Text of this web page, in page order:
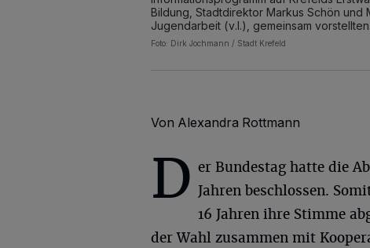
Bildung, Stadtdirektor Markus Schön
Jugendarbeit (v.l.), gemeinsam vorstellten.
Foto: Dirk Jochmann / Stadt Krefeld
Von Alexandra Rottmann
D er Bundestag hatte die
Jahren beschlossen.
16 Jahren ihre Stimme
der Wahl zusammen mit